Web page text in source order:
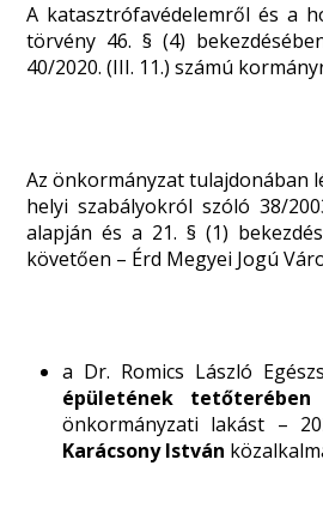
A katasztrófavédelemről és a
törvény 46. § (4)
40/2020. (III. 11.) számú
Az önkormányzat tulajdonában
helyi szabályokról szóló 38/
alapján és a 21. § (1)
követően – Érd Megyei Jogú
a Dr. Romics László
épületének
önkormányzati lakást –
Karácsony István